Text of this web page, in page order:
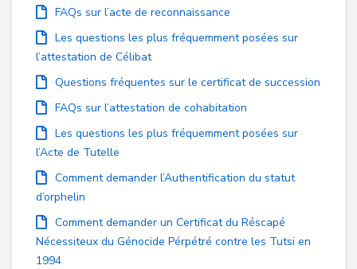
FAQs sur l’acte de reconnaissance
Les questions les plus fréquemment posées sur
l’attestation de Célibat
Questions fréquentes sur le certificat de succession
FAQs sur l’attestation de cohabitation
Les questions les plus fréquemment posées sur
l’Acte de Tutelle
Comment demander l’Authentification du statut
d’orphelin
Comment demander un Certificat du Réscapé
Nécessiteux du Génocide Pérpétré contre les Tutsi en
1994